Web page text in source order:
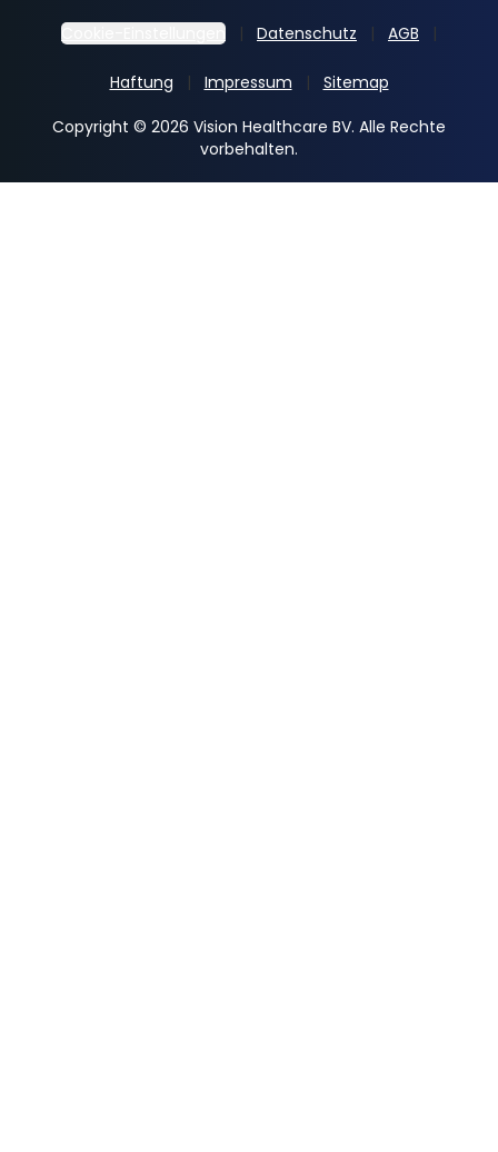
Cookie-Einstellungen Datenschutz AGB
Haftung Impressum
Sitemap
Copyright © 2026 Vision Healthcare BV. Alle Rechte
vorbehalten.